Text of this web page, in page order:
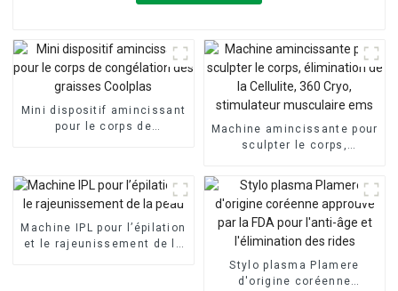
Mini dispositif amincissant
pour le corps de
Machine amincissante pour
sculpter le corps,
360 Cryo, stimulateur
musculaire ems
Machine IPL pour l’épilation
et le rajeunissement de la
Stylo plasma Plamere
d'origine coréenne